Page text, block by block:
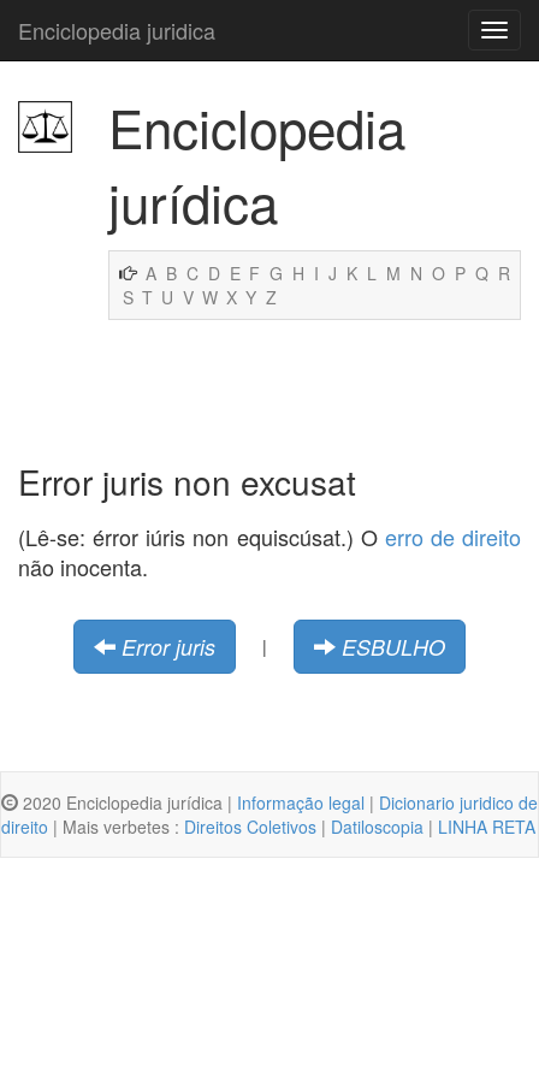
Enciclopedia juridica
Enciclopedia
jurídica
A B C D E F G H I J K L M N O P Q R
S T U V W X Y Z
Error juris non excusat
(Lê-se: érror iúris non equiscúsat.) O erro de direito
não inocenta.
Error juris | ESBULHO
2020 Enciclopedia jurídica | Informação legal | Dicionario juridico de
direito | Mais verbetes : Direitos Coletivos | Datiloscopia | LINHA RETA